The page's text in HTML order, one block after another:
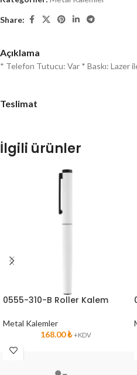
Share:
Açıklama
* Telefon Tutucu: Var * Baskı: Lazer
Teslimat
İlgili ürünler
0555-310-B Roller Kalem
Metal Kalemler
168.00₺ +KDV